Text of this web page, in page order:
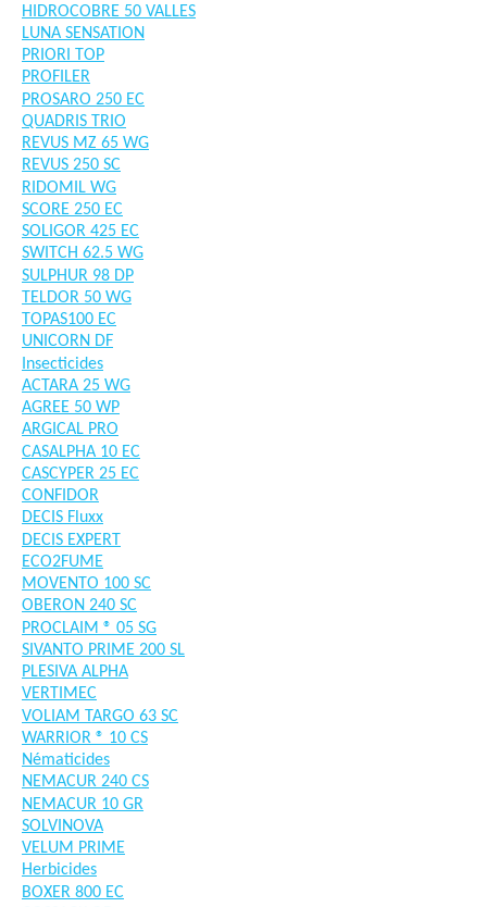
HIDROCOBRE 50 VALLES
LUNA SENSATION
PRIORI TOP
PROFILER
PROSARO 250 EC
QUADRIS TRIO
REVUS MZ 65 WG
REVUS 250 SC
RIDOMIL WG
SCORE 250 EC
SOLIGOR 425 EC
SWITCH 62.5 WG
SULPHUR 98 DP
TELDOR 50 WG
TOPAS100 EC
UNICORN DF
Insecticides
ACTARA 25 WG
AGREE 50 WP
ARGICAL PRO
CASALPHA 10 EC
CASCYPER 25 EC
CONFIDOR
DECIS Fluxx
DECIS EXPERT
ECO2FUME
MOVENTO 100 SC
OBERON 240 SC
PROCLAIM ® 05 SG
SIVANTO PRIME 200 SL
PLESIVA ALPHA
VERTIMEC
VOLIAM TARGO 63 SC
WARRIOR ® 10 CS
Nématicides
NEMACUR 240 CS
NEMACUR 10 GR
SOLVINOVA
VELUM PRIME
Herbicides
BOXER 800 EC